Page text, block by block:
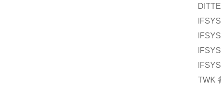
IFSYS
IFSYS
IFSYS
IFSYS
TWK